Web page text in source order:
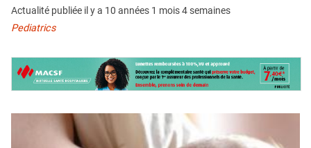
CONTACT
Actualité publiée il y a 10 années 1 mois 4 semaines
Pediatrics